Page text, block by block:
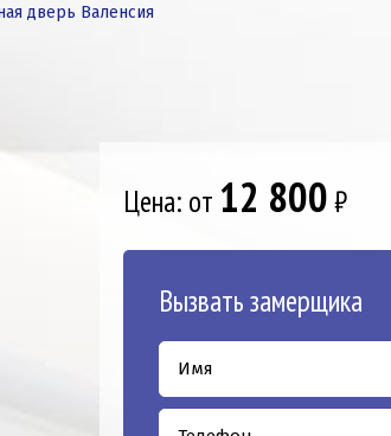
дверь Валенсия
Цена: от 12 800₽
Вызвать замерщика